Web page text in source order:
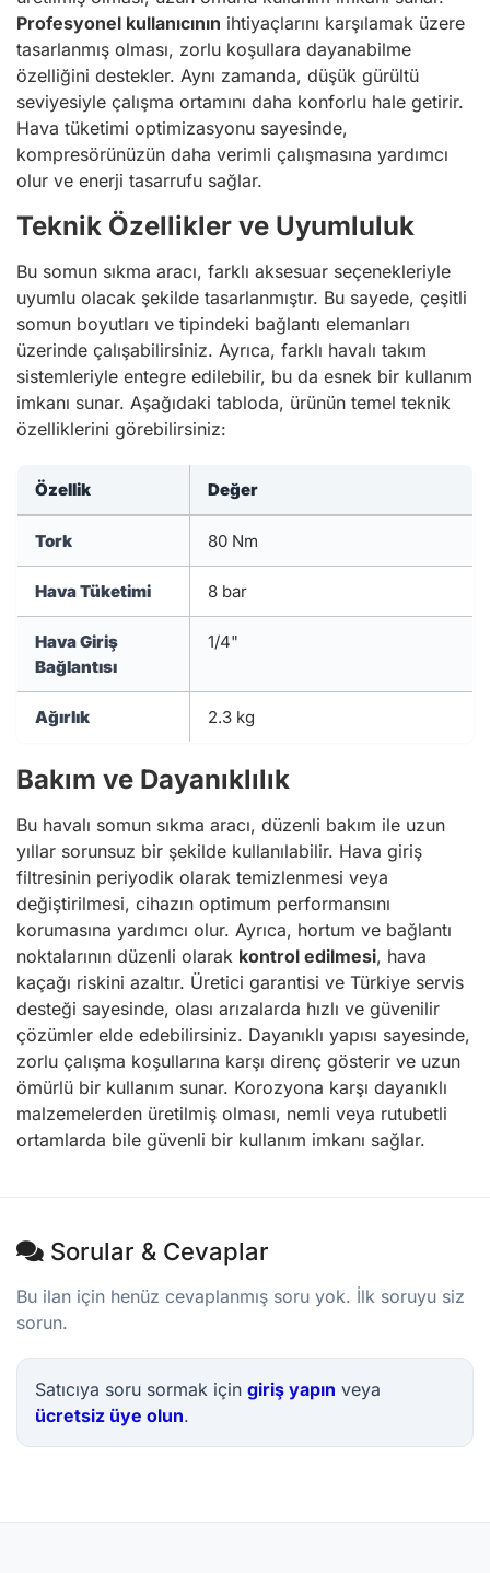
Profesyonel kullanıcının ihtiyaçlarını karşılamak üzere
tasarlanmış olması, zorlu koşullara dayanabilme
özelliğini destekler. Aynı zamanda, düşük gürültü
seviyesiyle çalışma ortamını daha konforlu hale getirir.
Hava tüketimi optimizasyonu sayesinde,
kompresörünüzün daha verimli çalışmasına yardımcı
olur ve enerji tasarrufu sağlar.
Teknik Özellikler ve Uyumluluk
Bu somun sıkma aracı, farklı aksesuar seçenekleriyle
uyumlu olacak şekilde tasarlanmıştır. Bu sayede, çeşitli
somun boyutları ve tipindeki bağlantı elemanları
üzerinde çalışabilirsiniz. Ayrıca, farklı havalı takım
sistemleriyle entegre edilebilir, bu da esnek bir kullanım
imkanı sunar. Aşağıdaki tabloda, ürünün temel teknik
özelliklerini görebilirsiniz:
Özellik Değer
Tork 80 Nm
Hava Tüketimi 8 bar
Hava Giriş
Bağlantısı
1/4"
Ağırlık 2.3 kg
Bakım ve Dayanıklılık
Bu havalı somun sıkma aracı, düzenli bakım ile uzun
yıllar sorunsuz bir şekilde kullanılabilir. Hava giriş
filtresinin periyodik olarak temizlenmesi veya
değiştirilmesi, cihazın optimum performansını
korumasına yardımcı olur. Ayrıca, hortum ve bağlantı
noktalarının düzenli olarak kontrol edilmesi, hava
kaçağı riskini azaltır. Üretici garantisi ve Türkiye servis
desteği sayesinde, olası arızalarda hızlı ve güvenilir
çözümler elde edebilirsiniz. Dayanıklı yapısı sayesinde,
zorlu çalışma koşullarına karşı direnç gösterir ve uzun
ömürlü bir kullanım sunar. Korozyona karşı dayanıklı
malzemelerden üretilmiş olması, nemli veya rutubetli
ortamlarda bile güvenli bir kullanım imkanı sağlar.
Sorular & Cevaplar
Bu ilan için henüz cevaplanmış soru yok. İlk soruyu siz
sorun.
Satıcıya soru sormak için giriş yapın veya
ücretsiz üye olun.